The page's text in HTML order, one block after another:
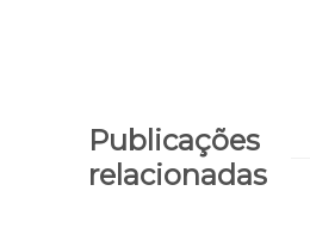
Publicações
relacionadas